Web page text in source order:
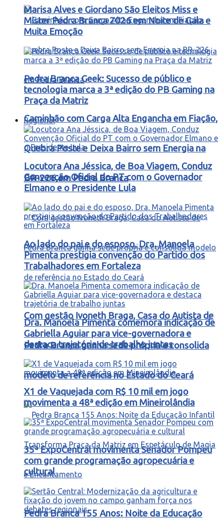
Caminhão com Carga Alta Engancha em Fiação,
Quebra Poste e Deixa Bairro sem Energia na
BR-226 em Pedra Branca
Com gestão Ivoneth Braga, Casa do Autista de
Pedra Branca ganha sede própria e consolida
modelo de referência no Estado do Ceará
Pedra Branca 155 Anos: Noite da Educação
Marisa Alves e Giordano São Eleitos Miss e
Mister Pedra Branca 2026 em Noite de Gala e
Muita Emoção
Pedra Branca Geek: Sucesso de público e
tecnologia marca a 3ª edição do PB Gaming na
Praça da Matriz
Regional
Locutora Ana Jéssica, de Boa Viagem, Conduz
Convenção Oficial do PT com o Governador
Elmano e o Presidente Lula
Ao lado do pai e do esposo, Dra. Manoela
Pimenta prestigia convenção do Partido dos
Trabalhadores em Fortaleza
Dra. Manoela Pimenta comemora indicação de
Gabriella Aguiar para vice-governadora e
destaca trajetória de trabalho juntas
X1 de Vaquejada com R$ 10 mil em jogo
movimenta a 48ª edição em Mineirolândia
35ª ExpoCentral movimenta Senador Pompeu
com grande programação agropecuária e
cultural